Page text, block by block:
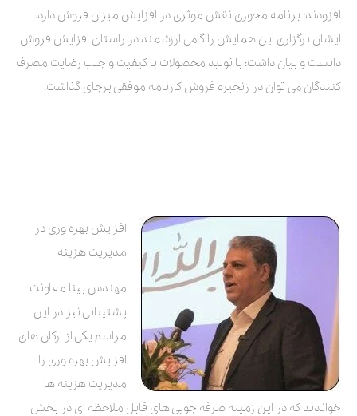
افزودند: برنامه محوری نقش موثری در افزایش میزان فروش دارد.
ایشان برگزاری این همایش را گامی ارزشمند در راستای افزایش فروش
دانست و بیان داشت: با تولید محصولات با کیفیت و جلب رضایت مصرف
کنندگان می توان در زنجیره فروش کارنامه موفقی برجای گذاشت.
افزایش بهره وری در
مدیریت هزینه
مهندس بینا معاونت
پشتیبانی نیز در این
مراسم یکی از ارکان های
افزایش بهره وری را
مدیریت هزینه ها
خواندند که در این زمینه صرفه جویی های قابل ملاحظه ای در بخش